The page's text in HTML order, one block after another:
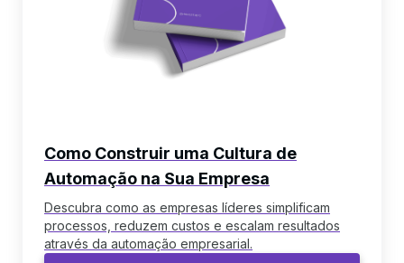
Como Construir uma Cultura de
Automação na Sua Empresa
Descubra como as empresas líderes simplificam
processos, reduzem custos e escalam resultados
através da automação empresarial.